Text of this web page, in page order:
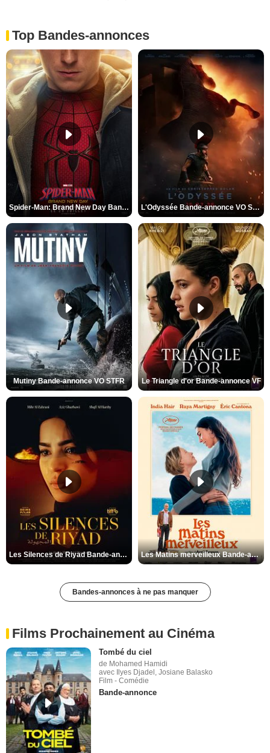
Top Bandes-annonces
Spider-Man: Brand New Day Bande-annonce VO STFR L'Odyssée Bande-annonce VO STFR
Mutiny Bande-annonce VO STFR Le Triangle d'or Bande-annonce VF
Les Silences de Riyad Bande-annonce VO STFR Les Matins merveilleux Bande-annonce VF
Bandes-annonces à ne pas manquer
Films Prochainement au Cinéma
Tombé du ciel
de Mohamed Hamidi
avec Ilyes Djadel, Josiane Balasko
Film - Comédie
Bande-annonce